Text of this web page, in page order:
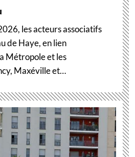
les acteurs associatifs
de Haye, en lien
Métropole et les
Maxéville et…